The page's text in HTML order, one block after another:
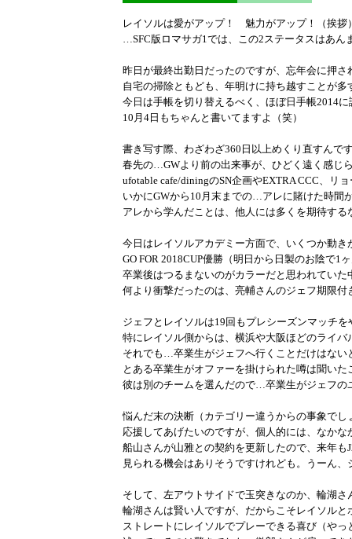
レイソルは愛がアップ！ 魅力がアップ！（挨拶
…SFC版ロマサガ1では、この2ステータスはあ
昨日が最終出勤日だったのですが、忘年会に押さ
自宅の掃除ともども、年明けに持ち越すことが多
今日は手帳を切り替えるべく、ほぼ日手帳2014
10月4日もちゃんと書いてますよ（笑）
書き写す際、わざわざ360日以上めくり直すんで
春先の…GWより前の出来事が、ひどく遠く感じ
ufotable cafe/diningのSN企画やEXTRA CCC、リ
いかにGWから10月末までの…アレに賭けた時間
アレから学んだことは、他人には多くを期待す
今日はレイソルアカデミー方面で、いくつか動き
GO FOR 2018CUP優勝（明日から日製のお陰で1
卒業後はつるまないのがカラーだと思われてい
何より衝撃だったのは、亮輔さんのジェフ期限
ジェフとレイソルは19回もプレシーズンマッチ
特にレイソル側からは、横浜や大阪ほどのライバ
それでも…卒業生がジェフへ行くことだけはない
とある卒業生がオファーを掛けられた噂は聞いた
彼は別のチームを選んだので…卒業生がジェフ
悩んだ末の決断（カテゴリー違うからの事象で
応援してあげたいのですが、個人的には、なかな
船山さんが山雅との契約を更新したので、来年も
見られる機会はありそうですけれども。うーん
そして、左アウトサイドで玉突きなのか、輪湖
輪湖さんは賢い人ですが、だからこそレイソル
ストレートにレイソルでプレーできる喜び（や